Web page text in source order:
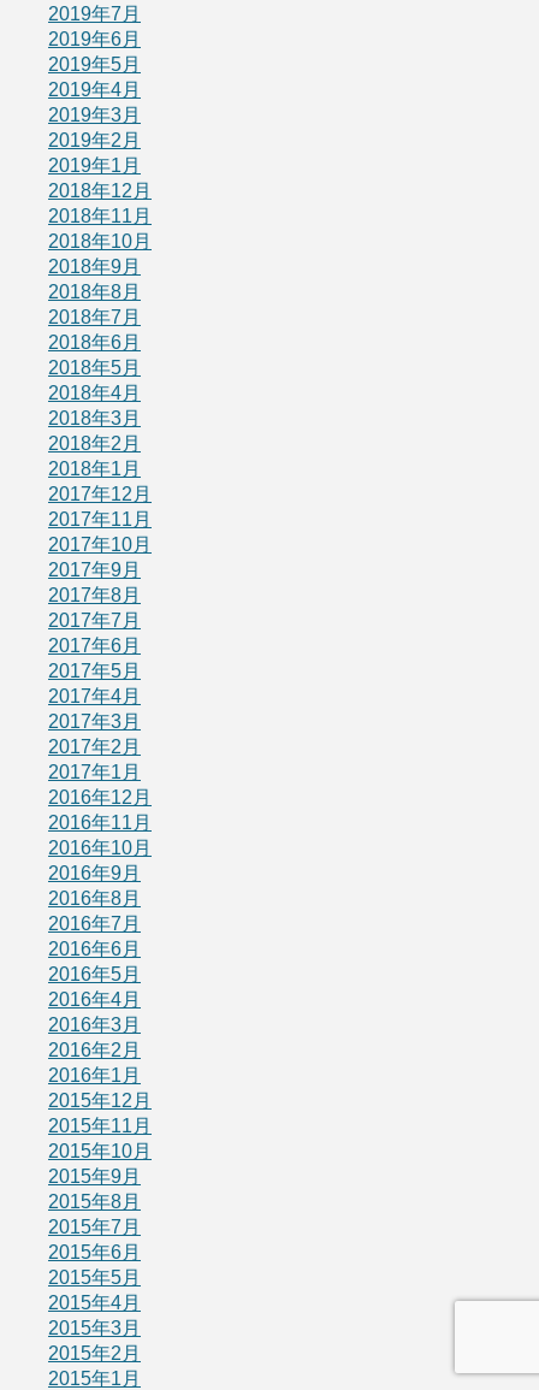
2019年7月
2019年6月
2019年5月
2019年4月
2019年3月
2019年2月
2019年1月
2018年12月
2018年11月
2018年10月
2018年9月
2018年8月
2018年7月
2018年6月
2018年5月
2018年4月
2018年3月
2018年2月
2018年1月
2017年12月
2017年11月
2017年10月
2017年9月
2017年8月
2017年7月
2017年6月
2017年5月
2017年4月
2017年3月
2017年2月
2017年1月
2016年12月
2016年11月
2016年10月
2016年9月
2016年8月
2016年7月
2016年6月
2016年5月
2016年4月
2016年3月
2016年2月
2016年1月
2015年12月
2015年11月
2015年10月
2015年9月
2015年8月
2015年7月
2015年6月
2015年5月
2015年4月
2015年3月
2015年2月
2015年1月